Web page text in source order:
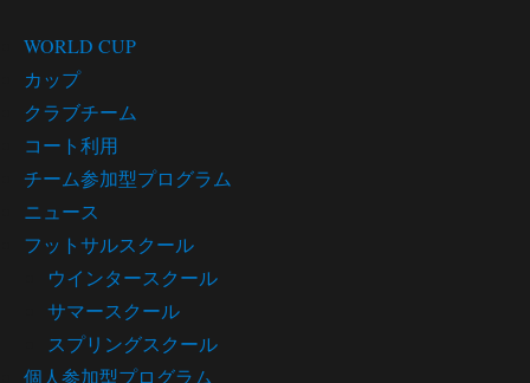
WORLD CUP
カップ
クラブチーム
コート利用
チーム参加型プログラム
ニュース
フットサルスクール
ウインタースクール
サマースクール
スプリングスクール
個人参加型プログラム